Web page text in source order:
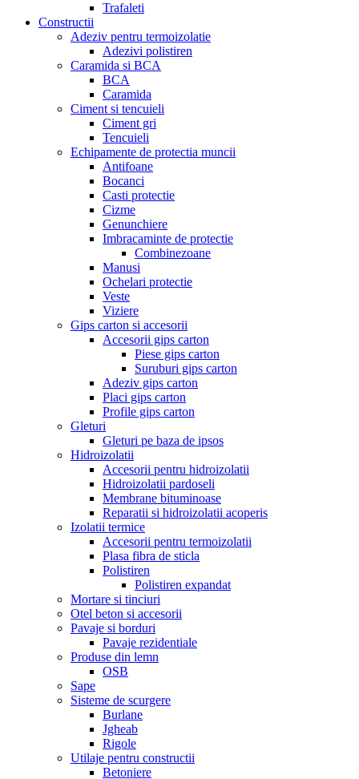
Trafaleti
Constructii
Adeziv pentru termoizolatie
Adezivi polistiren
Caramida si BCA
BCA
Caramida
Ciment si tencuieli
Ciment gri
Tencuieli
Echipamente de protectia muncii
Antifoane
Bocanci
Casti protectie
Cizme
Genunchiere
Imbracaminte de protectie
Combinezoane
Manusi
Ochelari protectie
Veste
Viziere
Gips carton si accesorii
Accesorii gips carton
Piese gips carton
Suruburi gips carton
Adeziv gips carton
Placi gips carton
Profile gips carton
Gleturi
Gleturi pe baza de ipsos
Hidroizolatii
Accesorii pentru hidroizolatii
Hidroizolatii pardoseli
Membrane bituminoase
Reparatii si hidroizolatii acoperis
Izolatii termice
Accesorii pentru termoizolatii
Plasa fibra de sticla
Polistiren
Polistiren expandat
Mortare si tinciuri
Otel beton si accesorii
Pavaje si borduri
Pavaje rezidentiale
Produse din lemn
OSB
Sape
Sisteme de scurgere
Burlane
Jgheab
Rigole
Utilaje pentru constructii
Betoniere